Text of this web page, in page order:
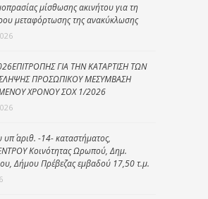
μίσθωσης ακινήτου για τη
μεταφόρτωσης της ανακύκλωσης
ΓΙΑ ΤΗΝ ΚΑΤΑΡΤΙΣΗ ΤΩΝ
ΠΡΟΣΩΠΙΚΟΥ ΜΕΣΥΜΒΑΣΗ
ΧΡΟΝΟΥ ΣΟΧ 1/2026
αριθ. -14- καταστήματος,
Κοινότητας Ωρωπού, Δημ.
Δήμου Πρέβεζας εμβαδού 17,50 τ.μ.